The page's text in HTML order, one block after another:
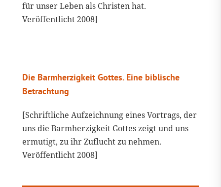
für unser Leben als Christen hat.
Veröffentlicht 2008]
Die Barmherzigkeit Gottes. Eine biblische
Betrachtung
[Schriftliche Aufzeichnung eines Vortrags, der
uns die Barmherzigkeit Gottes zeigt und uns
ermutigt, zu ihr Zuflucht zu nehmen.
Veröffentlicht 2008]